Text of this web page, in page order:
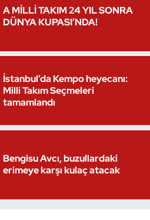
A MİLLİ TAKIM 24 YIL SONRA
DÜNYA KUPASI’NDA!
İstanbul’da Kempo heyecanı:
Milli Takım Seçmeleri
tamamlandı
Bengisu Avcı, buzullardaki
erimeye karşı kulaç atacak